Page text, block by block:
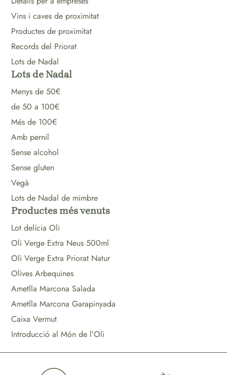
Vins i caves de proximitat
Productes de proximitat
Records del Priorat
Lots de Nadal
Lots de Nadal
Menys de 50€
de 50 a 100€
Més de 100€
Amb pernil
Sense alcohol
Sense gluten
Vegà
Lots de Nadal de mimbre
Productes més venuts
Lot delícia Oli
Oli Verge Extra Neus 500ml
Oli Verge Extra Priorat Natur
Olives Arbequines
Ametlla Marcona Salada
Ametlla Marcona Garapinyada
Caixa Vermut
Introducció al Món de l’Oli